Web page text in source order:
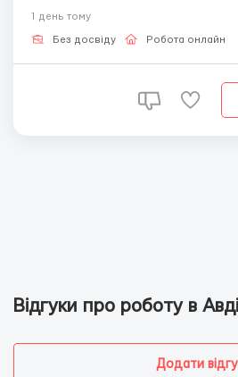
комунікабельність; Досвід роботи буде перевагою. 📌
Обов’язки: Складання та
1 день тому
Без досвіду Робота онлайн
Відгуки про роботу в
Додати